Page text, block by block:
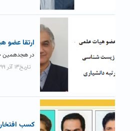
ارتقا عضو
در هجدهمین
تاریخ۱۳ آذر ۱۳۹۹
کسب